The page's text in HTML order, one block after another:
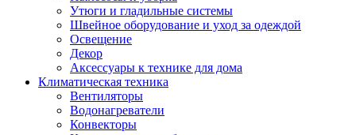
Утюги и гладильные системы
Швейное оборудование и уход за одеждой
Освещение
Декор
Аксессуары к технике для дома
Климатическая техника
Вентиляторы
Водонагреватели
Конвекторы